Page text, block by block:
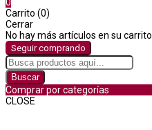
Carrito (0)
Cerrar
No hay más artículos en su carrito
Seguir comprando
Buscar
Comprar por categorías
CLOSE